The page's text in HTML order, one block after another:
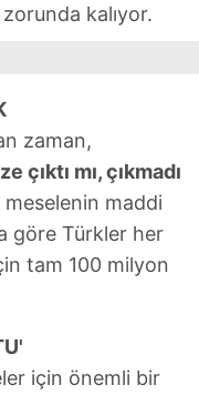
kalıyor.
zaman,
çıktı mı, çıkmadı
maddi
göre Türkler her
tam 100 milyon
için önemli bir